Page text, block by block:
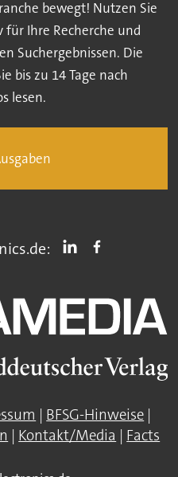
bewegt! Nutzen Sie
Ihre Recherche und
Suchergebnissen. Die
bis zu 14 Tage nach
lesen.
| BFSG-Hinweise |
| Kontakt/Media | Facts